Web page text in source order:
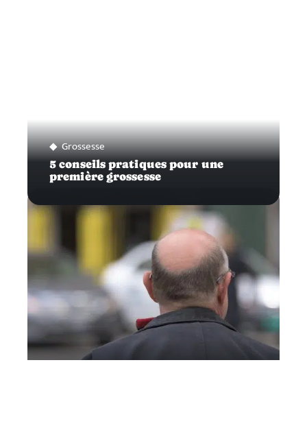
Grossesse
5 conseils pratiques pour une
première grossesse